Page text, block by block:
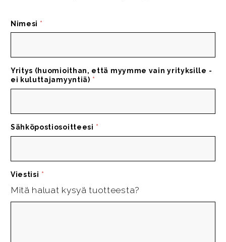
Nimesi *
Yritys (huomioithan, että myymme vain yrityksille -
ei kuluttajamyyntiä) *
Sähköpostiosoitteesi *
Viestisi *
Mitä haluat kysyä tuotteesta?